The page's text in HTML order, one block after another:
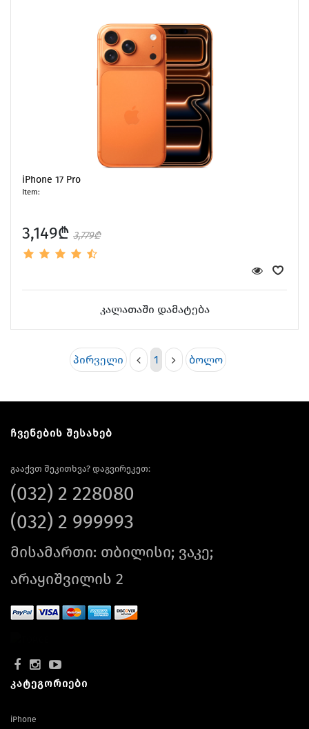
iPhone 17 Pro
Item:
3,149₾ 3,779₾
კალათაში დამატება
პირველი 1 ბოლო
ჩვენების შესახებ
გააქვთ შეკითხვა? დაგვირეკეთ:
(032) 2 228080
(032) 2 999993
მისამართი: თბილისი; ვაკე;
არაყიშვილის 2
კატეგორიები
iPhone